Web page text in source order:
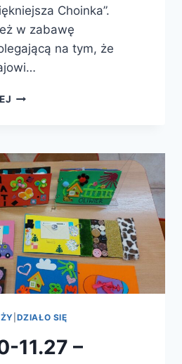
Choinka”.
w zabawę
na tym, że
2024.12.04
DZIAŁO SIĘ
11.27 –